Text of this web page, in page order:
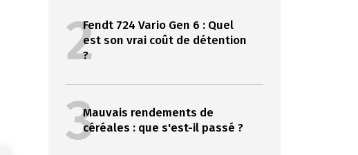
2Fendt 724 Vario Gen 6 : Quel
est son vrai coût de détention
?
3Mauvais rendements de
céréales : que s'est-il passé ?